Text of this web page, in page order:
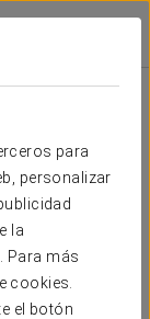
para
personalizar
la
Para más
cookies.
el botón